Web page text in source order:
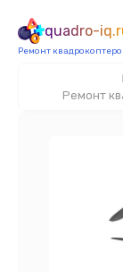
quadro-
Ремонт
Ремонт